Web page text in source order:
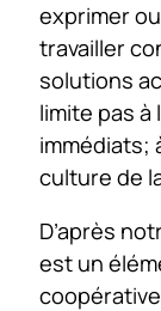
exprimer
travailler
solutions
limite pas
immédiats;
culture de
D’après
est un